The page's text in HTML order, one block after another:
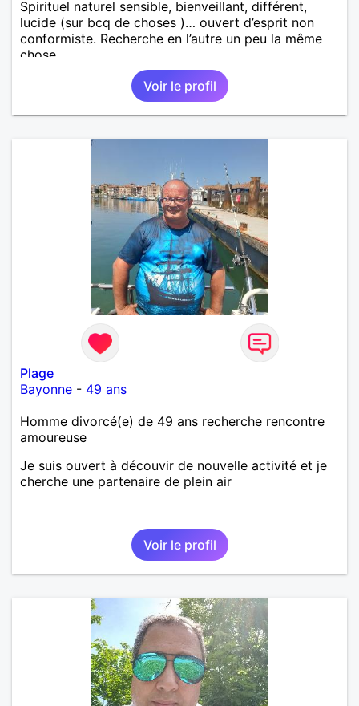
Spirituel naturel sensible, bienveillant, différent,
lucide (sur bcq de choses )… ouvert d’esprit non
conformiste. Recherche en l’autre un peu la même
chose…
Voir le profil
Plage
Bayonne - 49 ans
Homme divorcé(e) de 49 ans recherche rencontre
amoureuse
Je suis ouvert à découvir de nouvelle activité et je
cherche une partenaire de plein air
Voir le profil